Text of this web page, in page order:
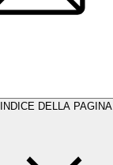
INDICE DELLA PAGINA